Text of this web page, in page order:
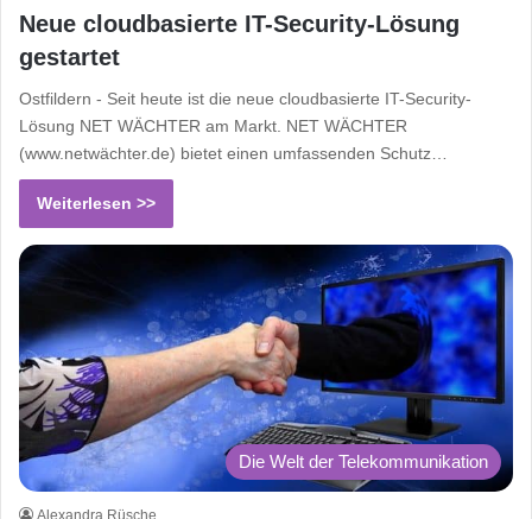
Neue cloudbasierte IT-Security-Lösung
gestartet
Ostfildern - Seit heute ist die neue cloudbasierte IT-Security-
Lösung NET WÄCHTER am Markt. NET WÄCHTER
(www.netwächter.de) bietet einen umfassenden Schutz…
Weiterlesen >>
Die Welt der Telekommunikation